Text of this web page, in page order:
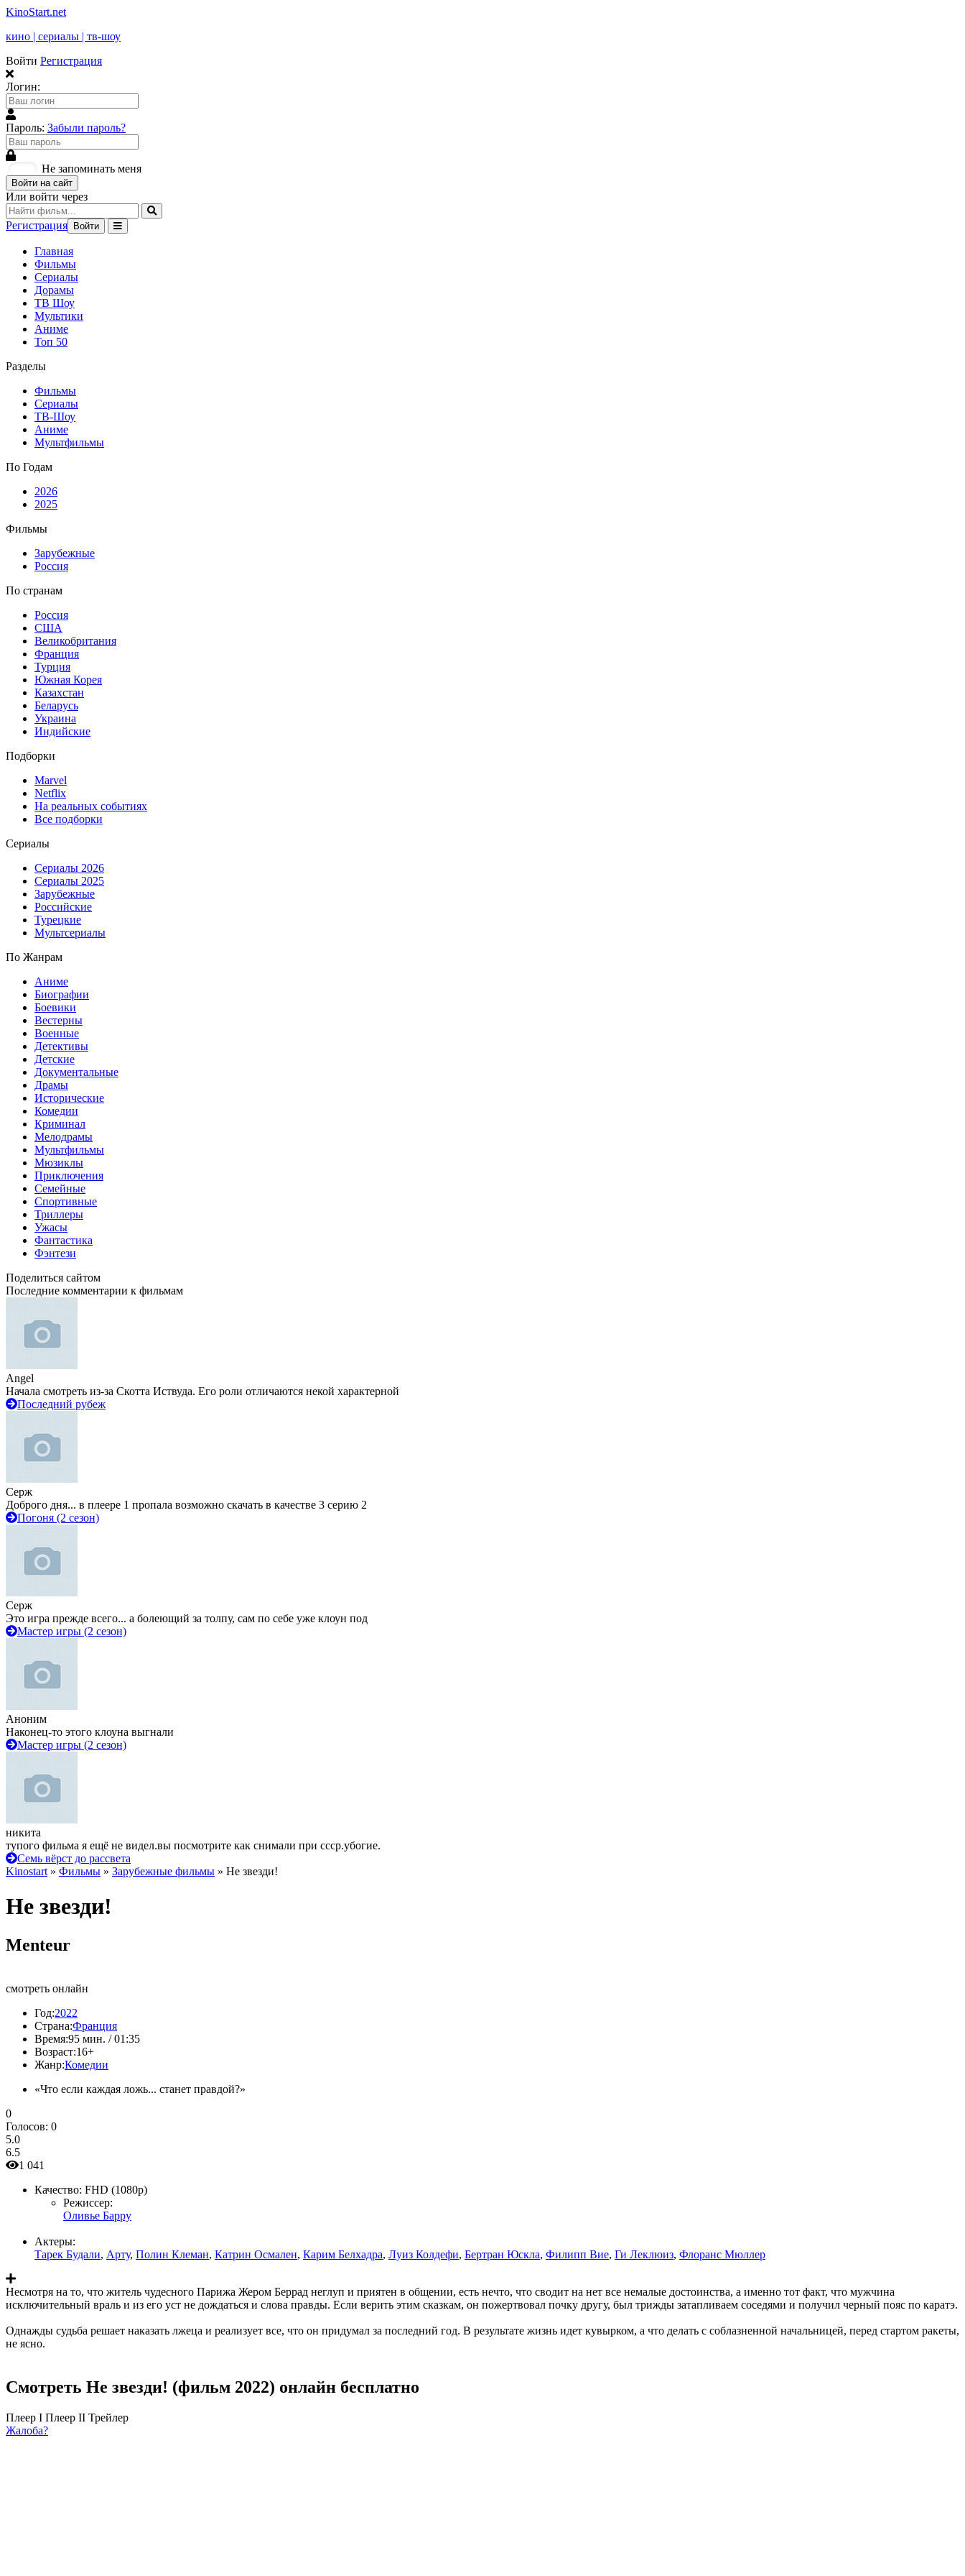
KinoStart.net
кино | сериалы | тв-шоу
Войти Регистрация
Логин:
Пароль: Забыли пароль?
Не запоминать меня
Войти на сайт
Или войти через
Регистрация Войти
Главная
Фильмы
Сериалы
Дорамы
ТВ Шоу
Мультики
Аниме
Топ 50
Разделы
Фильмы
Сериалы
ТВ-Шоу
Аниме
Мультфильмы
По Годам
2026
2025
Фильмы
Зарубежные
Россия
По странам
Россия
США
Великобритания
Франция
Турция
Южная Корея
Казахстан
Беларусь
Украина
Индийские
Подборки
Marvel
Netflix
На реальных событиях
Все подборки
Сериалы
Сериалы 2026
Сериалы 2025
Зарубежные
Российские
Турецкие
Мультсериалы
По Жанрам
Аниме
Биографии
Боевики
Вестерны
Военные
Детективы
Детские
Документальные
Драмы
Исторические
Комедии
Криминал
Мелодрамы
Мультфильмы
Мюзиклы
Приключения
Семейные
Спортивные
Триллеры
Ужасы
Фантастика
Фэнтези
Поделиться сайтом
Последние комментарии к фильмам
Angel
Начала смотреть из-за Скотта Иствуда. Его роли отличаются некой характерной
Последний рубеж
Серж
Доброго дня... в плеере 1 пропала возможно скачать в качестве 3 серию 2
Погоня (2 сезон)
Серж
Это игра прежде всего... а болеющий за толпу, сам по себе уже клоун под
Мастер игры (2 сезон)
Аноним
Наконец-то этого клоуна выгнали
Мастер игры (2 сезон)
никита
тупого фильма я ещё не видел.вы посмотрите как снимали при ссср.убогие.
Семь вёрст до рассвета
Kinostart » Фильмы » Зарубежные фильмы » Не звезди!
Не звезди!
Menteur
смотреть онлайн
Год:2022
Страна:Франция
Время:95 мин. / 01:35
Возраст:16+
Жанр:Комедии
«Что если каждая ложь... станет правдой?»
0
Голосов: 0
5.0
6.5
1 041
Качество: FHD (1080p)
Режиссер:
Оливье Барру
Актеры:
Тарек Будали, Арту, Полин Клеман, Катрин Осмален, Карим Белхадра, Луиз Колдефи, Бертран Юскла, Филипп Вие, Ги Леклюиз, Флоранс Мюллер
Несмотря на то, что житель чудесного Парижа Жером Беррад неглуп и приятен в общении, есть нечто, что сводит на нет все немалые достоинства, а именно тот факт, что мужчина
исключительный враль и из его уст не дождаться и слова правды. Если верить этим сказкам, он пожертвовал почку другу, был трижды затапливаем соседями и получил черный пояс по каратэ.
Однажды судьба решает наказать лжеца и реализует все, что он придумал за последний год. В результате жизнь идет кувырком, а что делать с соблазненной начальницей, перед стартом ракеты,
не ясно.
Смотреть Не звезди! (фильм 2022) онлайн бесплатно
Плеер I Плеер II Трейлер
Жалоба?